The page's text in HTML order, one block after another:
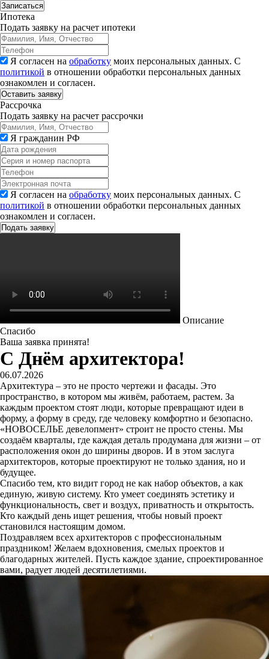
Записаться
Ипотека
Подать заявку на расчет ипотеки
Я согласен на обработку моих персональных данных. С
политикой в отношении обработки персональных данных
ознакомлен и согласен.
Рассрочка
Подать заявку на расчет рассрочки
Я гражданин РФ
Я согласен на обработку моих персональных данных. С
политикой в отношении обработки персональных данных
ознакомлен и согласен.
Описание
Спасибо
Ваша заявка принята!
С Днём архитектора!
06.07.2026
Архитектура – это не просто чертежи и фасады. Это
пространство, в котором мы живём, работаем, растем. За
каждым проектом стоят люди, которые превращают идеи в
форму, а форму в среду, где человеку комфортно и безопасно.
«НОВОСЕЛЬЕ девелопмент» строит не просто стены. Мы
создаём кварталы, где каждая деталь продумана для жизни – от
расположения окон до ширины дворов. И в этом заслуга
архитекторов, которые проектируют не только здания, но и
будущее.
Спасибо тем, кто видит город не как набор объектов, а как
единую, живую систему. Кто умеет соединять эстетику и
функциональность, свет и воздух, приватность и открытость.
Кто каждый день ищет решения, чтобы новый проект
становился настоящим домом.
Поздравляем всех архитекторов с профессиональным
праздником! Желаем вдохновения, смелых проектов и
благодарных жителей. Пусть каждое здание, спроектированное
вами, радует людей десятилетиями.